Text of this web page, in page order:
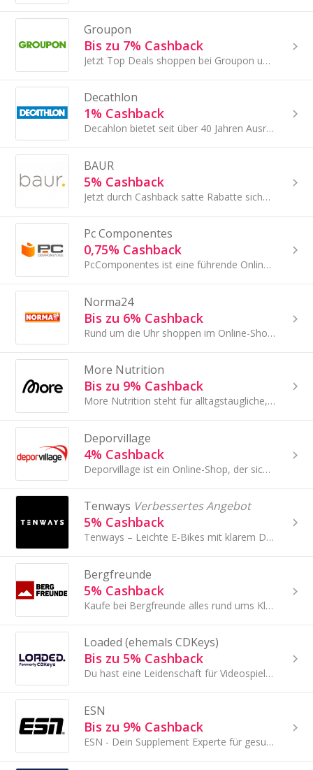
Groupon
Bis zu 7% Cashback
Jetzt Top Deals shoppen bei Groupon und durch TopCashback extra sparen!
Decathlon
1% Cashback
Decahlon bietet seit über 40 Jahren Ausrüstung und Bekleidung für über 100 Sportarten an.
BAUR
5% Cashback
Jetzt durch Cashback satte Rabatte sichern bei Baur!
Pc Componentes
0,75% Cashback
PcComponentes ist eine führende Online-Adresse für Computer, Elektronik und Technik mit einem riesigen Angebot an PCs, Laptops, Komponenten, Peripheri
Norma24
Bis zu 6% Cashback
Rund um die Uhr shoppen im Online-Shop von NORMA24 mit Artikeln aus den Bereichen Bauen, Hobby, Freizeit, Einrichtung, Technik, Tierwelt und Wein.
More Nutrition
Bis zu 9% Cashback
More Nutrition steht für alltagstaugliche, bewusste Ernährung mit Produkten, die nicht nur funktional sind, sondern auch gut schmecken.
Deporvillage
4% Cashback
Deporvillage ist ein Online-Shop, der sich auf den Bereich der Sportausrüstung spezialisiert hat.
Tenways Verbessertes Angebot
5% Cashback
Tenways – Leichte E-Bikes mit klarem Design für eine nachhaltige Zukunft.
Bergfreunde
5% Cashback
Kaufe bei Bergfreunde alles rund ums Klettern, Bergsport, Bouldern, Slackline, Outdoor, Trekking und Wandern.
Loaded (ehemals CDKeys)
Bis zu 5% Cashback
Du hast eine Leidenschaft für Videospiele? Möchtest du dich mit einer der beliebtesten Wiederverkäufer-Websites für digitale Spiele in der Welt...
ESN
Bis zu 9% Cashback
ESN - Dein Supplement Experte für gesunde Ernährung